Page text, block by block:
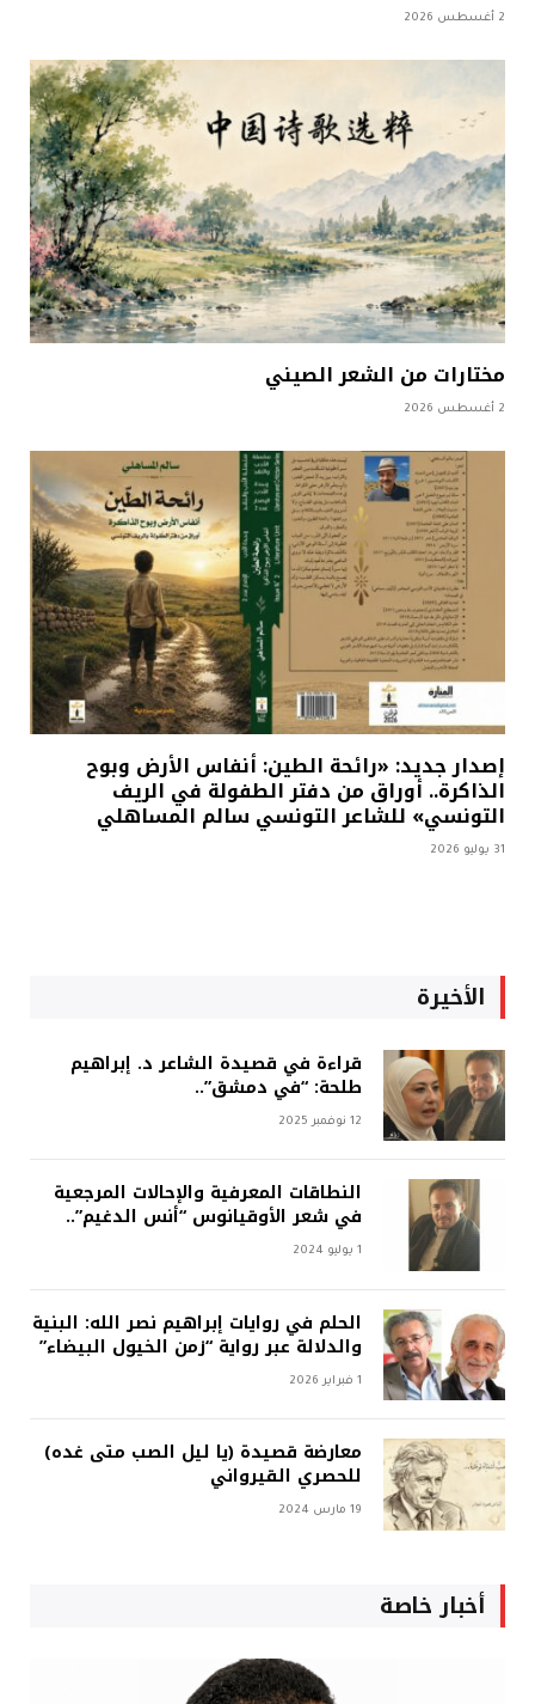
2 أغسطس 2026
مختارات من الشعر الصيني
2 أغسطس 2026
إصدار جديد: «رائحة الطين: أنفاس الأرض وبوح
الذاكرة.. أوراق من دفتر الطفولة في الريف
التونسي» للشاعر التونسي سالم المساهلي
31 يوليو 2026
الأخيرة
قراءة في قصيدة الشاعر د. إبراهيم
طلحة: “في دمشق”..
12 نوفمبر 2025
النطاقات المعرفية والإحالات المرجعية
في شعر الأوقيانوس “أنس الدغيم”..
1 يوليو 2024
الحلم في روايات إبراهيم نصر الله: البنية
والدلالة عبر رواية “زمن الخيول البيضاء”
1 فبراير 2026
معارضة قصيدة (يا ليل الصب متى غده)
للحصري القيرواني
19 مارس 2024
أخبار خاصة